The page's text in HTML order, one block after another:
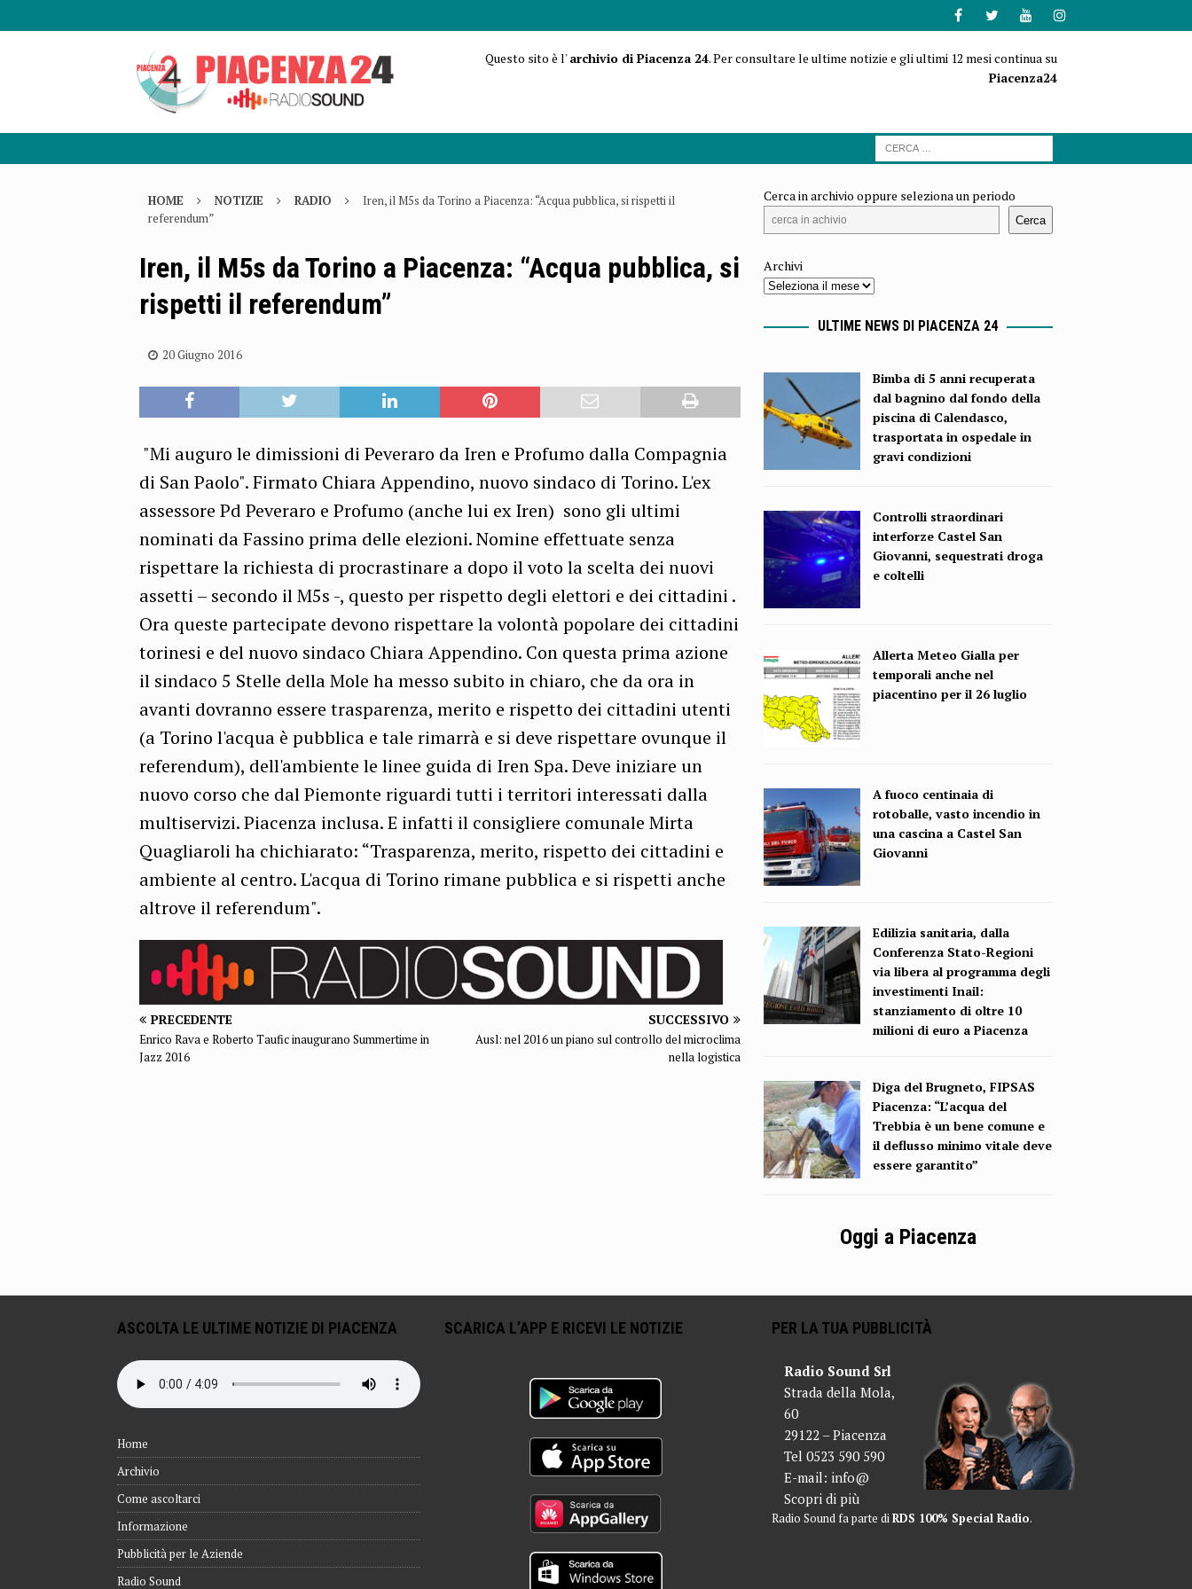
Questo sito è l'archivio di Piacenza 24. Per consultare le ultime notizie e gli ultimi 12 mesi continua su
Piacenza24
HOME NOTIZIE RADIO
Iren, il M5s da Torino a Piacenza: “Acqua pubblica, si rispetti il
referendum”
Iren, il M5s da Torino a Piacenza: “Acqua pubblica, si
rispetti il referendum”
20 Giugno 2016
"Mi auguro le dimissioni di Peveraro da Iren e Profumo dalla Compagnia
di San Paolo". Firmato Chiara Appendino, nuovo sindaco di Torino. L'ex
assessore Pd Peveraro e Profumo (anche lui ex Iren) sono gli ultimi
nominati da Fassino prima delle elezioni. Nomine effettuate senza
rispettare la richiesta di procrastinare a dopo il voto la scelta dei nuovi
assetti – secondo il M5s -, questo per rispetto degli elettori e dei cittadini .
Ora queste partecipate devono rispettare la volontà popolare dei cittadini
torinesi e del nuovo sindaco Chiara Appendino. Con questa prima azione
il sindaco 5 Stelle della Mole ha messo subito in chiaro, che da ora in
avanti dovranno essere trasparenza, merito e rispetto dei cittadini utenti
(a Torino l'acqua è pubblica e tale rimarrà e si deve rispettare ovunque il
referendum), dell'ambiente le linee guida di Iren Spa. Deve iniziare un
nuovo corso che dal Piemonte riguardi tutti i territori interessati dalla
multiservizi. Piacenza inclusa. E infatti il consigliere comunale Mirta
Quagliaroli ha chichiarato: “Trasparenza, merito, rispetto dei cittadini e
ambiente al centro. L'acqua di Torino rimane pubblica e si rispetti anche
altrove il referendum".
PRECEDENTE
Enrico Rava e Roberto Taufic inaugurano Summertime in
Jazz 2016
SUCCESSIVO
Ausl: nel 2016 un piano sul controllo del microclima
nella logistica
Cerca in archivio oppure seleziona un periodo
Cerca
Archivi
ULTIME NEWS DI PIACENZA 24
Bimba di 5 anni recuperata
dal bagnino dal fondo della
piscina di Calendasco,
trasportata in ospedale in
gravi condizioni
Controlli straordinari
interforze Castel San
Giovanni, sequestrati droga
e coltelli
Allerta Meteo Gialla per
temporali anche nel
piacentino per il 26 luglio
A fuoco centinaia di
rotoballe, vasto incendio in
una cascina a Castel San
Giovanni
Edilizia sanitaria, dalla
Conferenza Stato-Regioni
via libera al programma degli
investimenti Inail:
stanziamento di oltre 10
milioni di euro a Piacenza
Diga del Brugneto, FIPSAS
Piacenza: “L’acqua del
Trebbia è un bene comune e
il deflusso minimo vitale deve
essere garantito”
Oggi a Piacenza
ASCOLTA LE ULTIME NOTIZIE DI PIACENZA
Home
Archivio
Come ascoltarci
Informazione
Pubblicità per le Aziende
Radio Sound
SCARICA L’APP E RICEVI LE NOTIZIE PER LA TUA PUBBLICITÀ
Radio Sound Srl
Strada della Mola,
60
29122 – Piacenza
Tel 0523 590 590
E-mail: info@
Scopri di più
Radio Sound fa parte di RDS 100% Special Radio.